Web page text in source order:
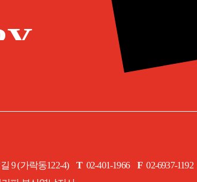
9 (가락동122-4)T02-401-1966 F 02-6937-1192